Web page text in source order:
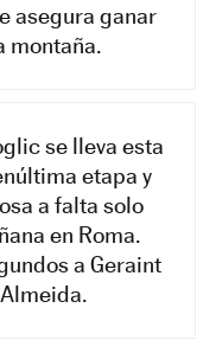
asegura ganar
montaña.
se lleva esta
etapa y
a falta solo
en Roma.
a Geraint